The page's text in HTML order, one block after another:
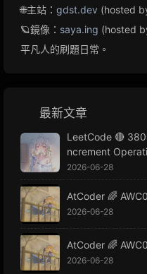
🌐主站： gdst.dev (hosted
🪐鏡像： saya.ing (hosted
平凡人的刷題日常。
最新文章
LeetCode 🔴
ncrement
2026-06-28
AtCoder 🌈
2026-06-28
AtCoder 🌈
2026-06-28